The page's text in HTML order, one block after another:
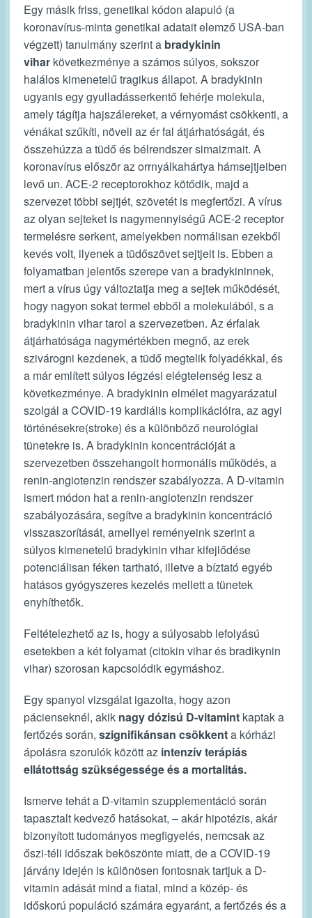
Egy másik friss, genetikai kódon alapuló (a
koronavírus-minta genetikai adatait elemző USA-ban
végzett) tanulmány szerint a bradykinin
vihar következménye a számos súlyos, sokszor
halálos kimenetelű tragikus állapot. A bradykinin
ugyanis egy gyulladásserkentő fehérje molekula,
amely tágítja hajszálereket, a vérnyomást csökkenti, a
vénákat szűkíti, növeli az ér fal átjárhatóságát, és
összehúzza a tüdő és bélrendszer simaizmait. A
koronavírus először az orrnyálkahártya hámsejtjeiben
levő un. ACE-2 receptorokhoz kötődik, majd a
szervezet többi sejtjét, szövetét is megfertőzi. A vírus
az olyan sejteket is nagymennyiségű ACE-2 receptor
termelésre serkent, amelyekben normálisan ezekből
kevés volt, ilyenek a tüdőszövet sejtjeit is. Ebben a
folyamatban jelentős szerepe van a bradykininnek,
mert a vírus úgy változtatja meg a sejtek működését,
hogy nagyon sokat termel ebből a molekulából, s a
bradykinin vihar tarol a szervezetben. Az érfalak
átjárhatósága nagymértékben megnő, az erek
szivárogni kezdenek, a tüdő megtelik folyadékkal, és
a már említett súlyos légzési elégtelenség lesz a
következménye. A bradykinin elmélet magyarázatul
szolgál a COVID-19 kardiális komplikációira, az agyi
történésekre(stroke) és a különböző neurológiai
tünetekre is. A bradykinin koncentrációját a
szervezetben összehangolt hormonális működés, a
renin-angiotenzin rendszer szabályozza. A D-vitamin
ismert módon hat a renin-angiotenzin rendszer
szabályozására, segítve a bradykinin koncentráció
visszaszorítását, amellyel reményeink szerint a
súlyos kimenetelű bradykinin vihar kifejlődése
potenciálisan féken tartható, illetve a bíztató egyéb
hatásos gyógyszeres kezelés mellett a tünetek
enyhíthetők.
Feltételezhető az is, hogy a súlyosabb lefolyású
esetekben a két folyamat (citokin vihar és bradikynin
vihar) szorosan kapcsolódik egymáshoz.
Egy spanyol vizsgálat igazolta, hogy azon
pácienseknél, akik nagy dózisú D-vitamint kaptak a
fertőzés során, szignifikánsan csökkenta kórházi
ápolásra szorulók között az intenzív terápiás
ellátottság szükségessége és a mortalitás.
Ismerve tehát a D-vitamin szupplementáció során
tapasztalt kedvező hatásokat, – akár hipotézis, akár
bizonyított tudományos megfigyelés, nemcsak az
őszi-téli időszak beköszönte miatt, de a COVID-19
járvány idején is különösen fontosnak tartjuk a D-
vitamin adását mind a fiatal, mind a közép- és
időskorú populáció számára egyaránt, a fertőzés és a